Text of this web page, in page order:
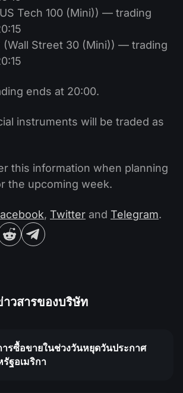
Tech 100 (Mini)) — trading
(Wall Street 30 (Mini)) — trading
ends at 20:00.
instruments will be traded as
this information when planning
the upcoming week.
, Twitter and Telegram.
าวสารของบริษัท
ารซื้อขายในช่วงวันหยุดวันประกาศ
ฐอเมริกา